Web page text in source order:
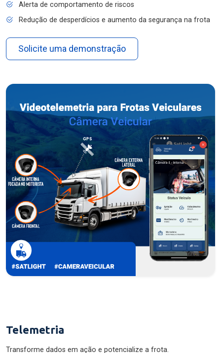
Alerta de comportamento de riscos
Redução de desperdícios e aumento da segurança na frota
Solicite uma demonstração
Telemetria
Transforme dados em ação e potencialize a frota.